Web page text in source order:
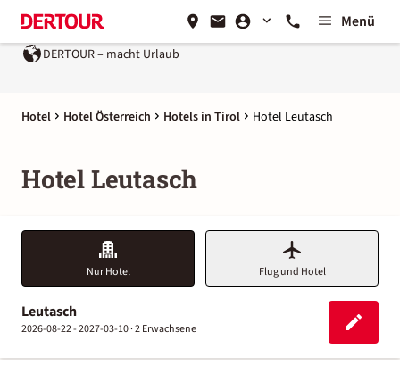
Menü
DERTOUR – macht Urlaub
Hotel Hotel Österreich Hotels in Tirol Hotel Leutasch
Hotel Leutasch
Nur Hotel Flug und Hotel
Leutasch
2026-08-22 - 2027-03-10 ·2 Erwachsene